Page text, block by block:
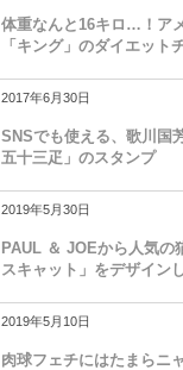
体重なんと16キロ…！ア
「キング」のダイエット
2017年6月30日
SNSでも使える、歌川国
五十三疋」のスタンプ
2019年5月30日
PAUL ＆ JOEから人気の
スキャット」をデザイン
2019年5月10日
肉球フェチにはたまらニ